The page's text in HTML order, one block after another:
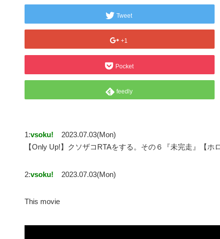
Tweet
+1
Pocket
feedly
1:vsoku!
2023.07.03(Mon)
【Only Up!】クソザコRTAをする。その６『未完走』【
2:vsoku! 2023.07.03(Mon)
This movie